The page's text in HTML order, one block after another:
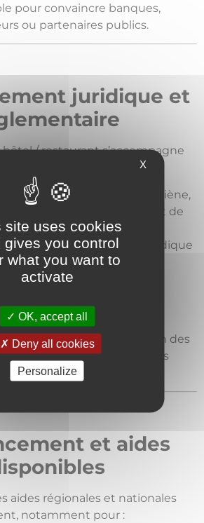
pour convaincre banques,
ou partenaires publics.
juridique et
hôtel /restaurants’accompagne
PMR, normes d’hygiène,
permis d’exploiter et de
former, …
administratives et statut juridique
adapté.
classification hôtelière
met à votre disposition des
guider dès les premières
démarches.
et aides
aides régionales et nationales
notamment pour :
X
site uses cookies
gives you control
what you want to
activate
OK, accept all
Deny all cookies
Personalize